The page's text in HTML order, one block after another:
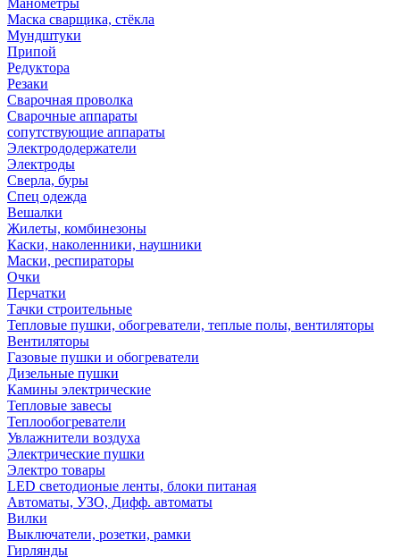
Манометры
Маска сварщика, стёкла
Мундштуки
Припой
Редуктора
Резаки
Сварочная проволка
Сварочные аппараты
сопутствующие аппараты
Электрододержатели
Электроды
Сверла, буры
Спец одежда
Вешалки
Жилеты, комбинезоны
Каски, наколенники, наушники
Маски, респираторы
Очки
Перчатки
Тачки строительные
Тепловые пушки, обогреватели, теплые полы, вентиляторы
Вентиляторы
Газовые пушки и обогреватели
Дизельные пушки
Камины электрические
Тепловые завесы
Теплообогреватели
Увлажнители воздуха
Электрические пушки
Электро товары
LED светодионые ленты, блоки питаная
Автоматы, УЗО, Дифф. автоматы
Вилки
Выключатели, розетки, рамки
Гирлянды